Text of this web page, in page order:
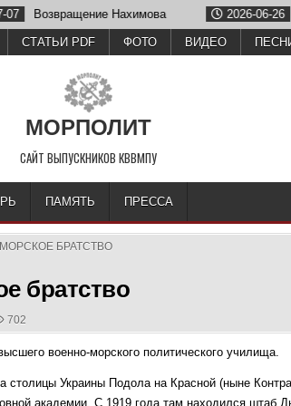
Нахимова 2026-06-26 Олег Зубков
СТАТЬИ PDF ФОТО ВИДЕО
МОРПОЛИТ
САЙТ ВЫПУСКНИКОВ КВВМПУ
ПАМЯТЬ ПРЕССА
БРАТСТВО
братство
702
военно-морского политического училища.
Украины Подола на Красной (ныне
академии. С 1919 года там находился штаб